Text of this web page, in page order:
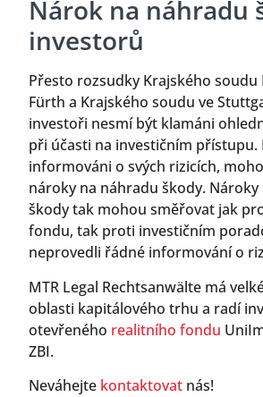
Nárok na náhradu
investorů
Přesto rozsudky Krajského
Fürth a Krajského soudu ve
investoři nesmí být klamáni
při účasti na investičním přístupu.
informováni o svých rizicích,
nároky na náhradu škody.
škody tak mohou směřovat jak
fondu, tak proti investičním
neprovedli řádné informování o
MTR Legal Rechtsanwälte má
oblasti kapitálového trhu a radí
otevřeného realitního fondu
ZBI.
Neváhejte kontaktovat nás!